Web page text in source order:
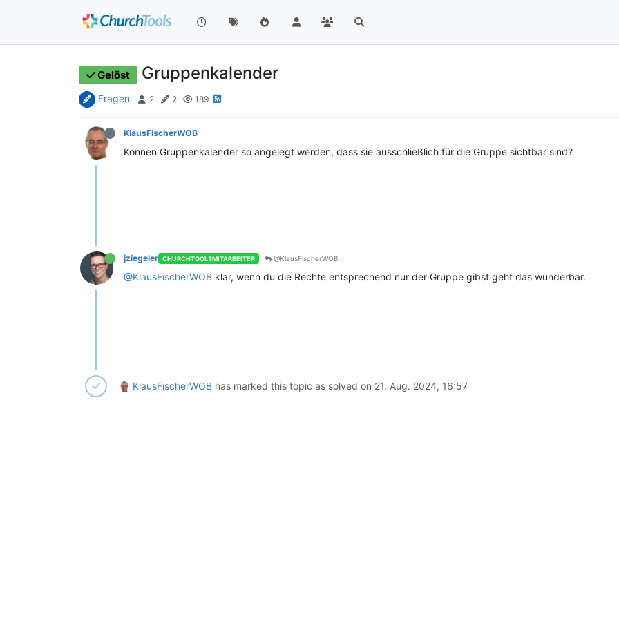
Gelöst Gruppenkalender
Fragen 2 2 189
KlausFischerWOB
Können Gruppenkalender so angelegt werden, dass sie ausschließlich für die Gruppe sichtbar sind?
jziegeler CHURCHTOOLSMITARBEITER @KlausFischerWOB
@KlausFischerWOB klar, wenn du die Rechte entsprechend nur der Gruppe gibst geht das wunderbar.
KlausFischerWOB has marked this topic as solved on 21. Aug. 2024, 16:57